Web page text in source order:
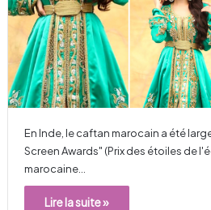
En Inde, le caftan marocain a été
Screen Awards" (Prix des étoiles de
marocaine…
Lire la suite »